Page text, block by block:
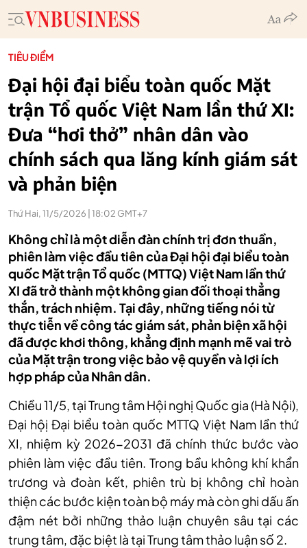
TIÊU ĐIỂM
Đại hội đại biểu toàn quốc Mặt
trận Tổ quốc Việt Nam lần thứ XI:
Đưa “hơi thở” nhân dân vào
chính sách qua lăng kính giám sát
và phản biện
Thứ Hai, 11/5/2026 | 18:02 GMT+7
Không chỉ là một diễn đàn chính trị đơn thuần,
phiên làm việc đầu tiên của Đại hội đại biểu toàn
quốc Mặt trận Tổ quốc (MTTQ) Việt Nam lần thứ
XI đã trở thành một không gian đối thoại thẳng
thắn, trách nhiệm. Tại đây, những tiếng nói từ
thực tiễn về công tác giám sát, phản biện xã hội
đã được khơi thông, khẳng định mạnh mẽ vai trò
của Mặt trận trong việc bảo vệ quyền và lợi ích
hợp pháp của Nhân dân.
Chiều 11/5, tại Trung tâm Hội nghị Quốc gia (Hà Nội),
Đại hộị Đại biểu toàn quốc MTTQ Việt Nam lần thứ
XI, nhiệm kỳ 2026-2031 đã chính thức bước vào
phiên làm việc đầu tiên. Trong bầu không khí khẩn
trương và đoàn kết, phiên trù bị không chỉ hoàn
thiện các bước kiện toàn bộ máy mà còn ghi dấu ấn
đậm nét bởi những thảo luận chuyên sâu tại các
trung tâm, đặc biệt là tại Trung tâm thảo luận số 2.